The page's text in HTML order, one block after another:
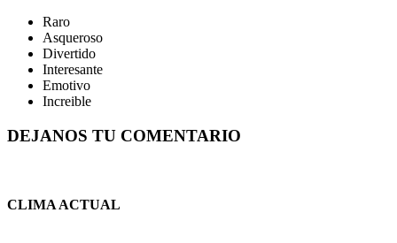
Raro
Asqueroso
Divertido
Interesante
Emotivo
Increible
DEJANOS TU COMENTARIO
CLIMA ACTUAL